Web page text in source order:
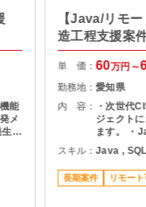
能
メ
【Java/リモ
造工程支援案
単 価：60万円～
勤務地：愛知県
内 容：
・次世代
ジェクト
ます。 ・
施（Junit
程を中心と
スキル：Java , SQL
長期案件 リモート